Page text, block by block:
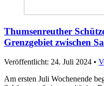
Thumsenreuther
Grenzgebiet zwischen
Veröffentlicht: 24. Juli 2024 •
Am ersten Juli Wochenende